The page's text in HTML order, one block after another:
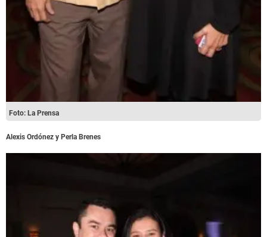
Foto: La Prensa
Alexis Ordónez y Perla Brenes